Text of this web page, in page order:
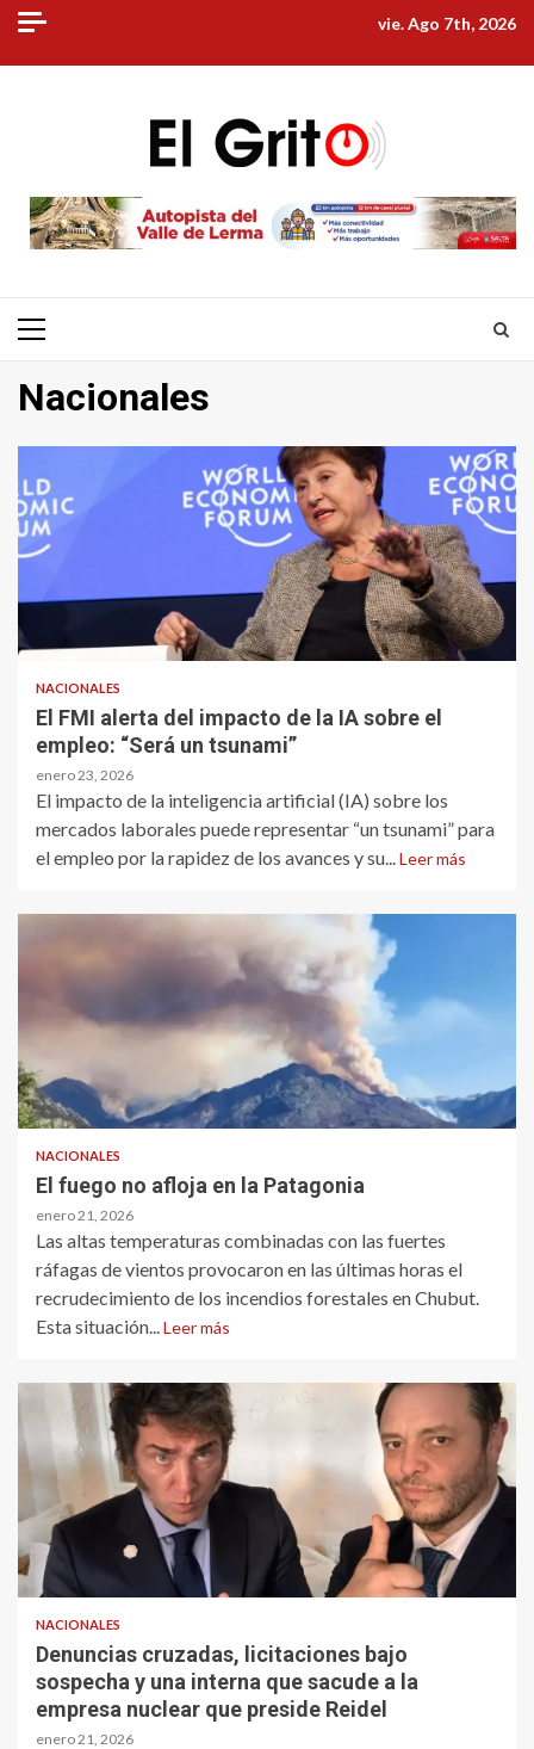
Skip
content
vie. Ago 7th, 2026
Primary
Nacionales
NACIONALES
El FMI alerta del impacto de la IA sobre el
empleo: “Será un tsunami”
enero 23, 2026
El impacto de la inteligencia artificial (IA) sobre los
mercados laborales puede representar “un tsunami” para
el empleo por la rapidez de los avances y su... Leer más
NACIONALES
El fuego no afloja en la Patagonia
enero 21, 2026
Las altas temperaturas combinadas con las fuertes
ráfagas de vientos provocaron en las últimas horas el
recrudecimiento de los incendios forestales en Chubut.
Esta situación... Leer más
NACIONALES
Denuncias cruzadas, licitaciones bajo
sospecha y una interna que sacude a la
empresa nuclear que preside Reidel
enero 21, 2026